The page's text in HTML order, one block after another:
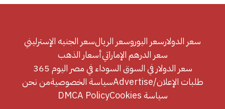
سعر الدولارسعر اليوروسعر الريالسعر الجنيه الإسترليني
سعر الدرهم الإماراتيأسعار الذهب
سعر الدولار في السوق السوداء في مصر اليوم 365
طلبات الإعلان/Advertise
سياسة الخصوصيةمن نحن
سياسة Cookies
DMCA Policy